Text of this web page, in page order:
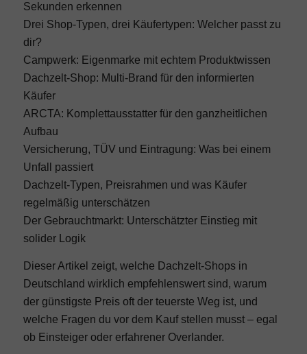
Sekunden erkennen
Drei Shop-Typen, drei Käufertypen: Welcher passt zu
dir?
Campwerk: Eigenmarke mit echtem Produktwissen
Dachzelt-Shop: Multi-Brand für den informierten
Käufer
ARCTA: Komplettausstatter für den ganzheitlichen
Aufbau
Versicherung, TÜV und Eintragung: Was bei einem
Unfall passiert
Dachzelt-Typen, Preisrahmen und was Käufer
regelmäßig unterschätzen
Der Gebrauchtmarkt: Unterschätzter Einstieg mit
solider Logik
Dieser Artikel zeigt, welche Dachzelt-Shops in
Deutschland wirklich empfehlenswert sind, warum
der günstigste Preis oft der teuerste Weg ist, und
welche Fragen du vor dem Kauf stellen musst – egal
ob Einsteiger oder erfahrener Overlander.